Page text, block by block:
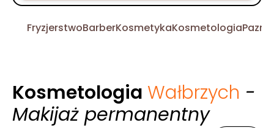
FryzjerstwoBarberKosmetykaKosmetologia
Kosmetologia Wałbrzych -
Makijaż permanentny